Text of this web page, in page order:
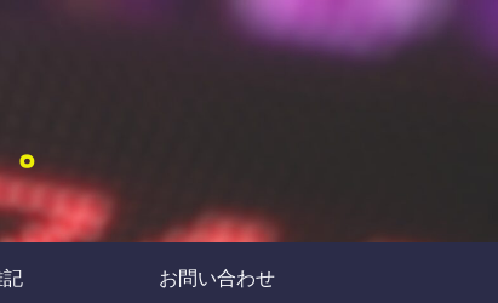
記 お問い合わせ